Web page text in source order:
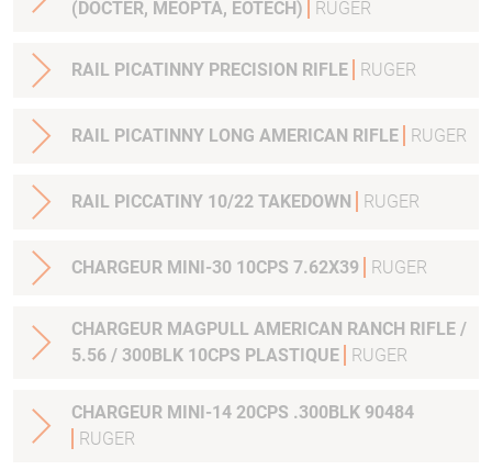
(DOCTER, MEOPTA, EOTECH) RUGER
RAIL PICATINNY PRECISION RIFLE RUGER
RAIL PICATINNY LONG AMERICAN RIFLE RUGER
RAIL PICCATINY 10/22 TAKEDOWN RUGER
CHARGEUR MINI-30 10CPS 7.62X39 RUGER
CHARGEUR MAGPULL AMERICAN RANCH RIFLE /
5.56 / 300BLK 10CPS PLASTIQUE
RUGER
CHARGEUR MINI-14 20CPS .300BLK 90484
RUGER